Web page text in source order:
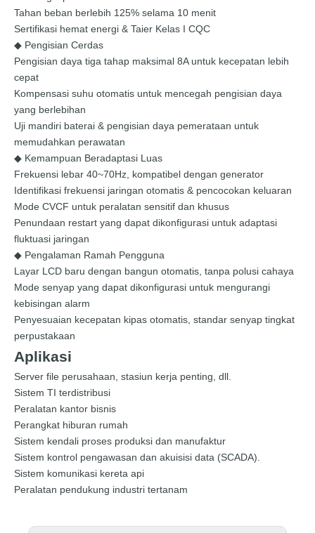
Tahan beban berlebih 125% selama 10 menit
Sertifikasi hemat energi & Taier Kelas I CQC
◆ Pengisian Cerdas
Pengisian daya tiga tahap maksimal 8A untuk kecepatan lebih
cepat
Kompensasi suhu otomatis untuk mencegah pengisian daya
yang berlebihan
Uji mandiri baterai & pengisian daya pemerataan untuk
memudahkan perawatan
◆ Kemampuan Beradaptasi Luas
Frekuensi lebar 40~70Hz, kompatibel dengan generator
Identifikasi frekuensi jaringan otomatis & pencocokan keluaran
Mode CVCF untuk peralatan sensitif dan khusus
Penundaan restart yang dapat dikonfigurasi untuk adaptasi
fluktuasi jaringan
◆ Pengalaman Ramah Pengguna
Layar LCD baru dengan bangun otomatis, tanpa polusi cahaya
Mode senyap yang dapat dikonfigurasi untuk mengurangi
kebisingan alarm
Penyesuaian kecepatan kipas otomatis, standar senyap tingkat
perpustakaan
Aplikasi
Server file perusahaan, stasiun kerja penting, dll.
Sistem TI terdistribusi
Peralatan kantor bisnis
Perangkat hiburan rumah
Sistem kendali proses produksi dan manufaktur
Sistem kontrol pengawasan dan akuisisi data (SCADA).
Sistem komunikasi kereta api
Peralatan pendukung industri tertanam